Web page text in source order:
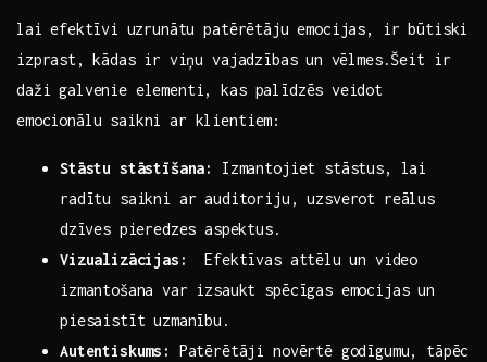
lai ⁤efektīvi⁣ uzrunātu patērētāju emocijas, ir būtiski
izprast,⁣ kādas⁤ ir viņu vajadzības⁣ un vēlmes.Šeit ir
daži galvenie elementi, kas palīdzēs⁤ veidot
emocionālu saikni ar klientiem:
Stāstu ‌stāstīšana:
Izmantojiet stāstus, lai⁤
radītu saikni ar auditoriju, uzsverot reālus
⁤dzīves pieredzes aspektus.
Vizualizācijas:
‌ Efektīvas attēlu ⁣un video​
izmantošana‌ var ‌izsaukt spēcīgas emocijas un
piesaistīt uzmanību.
Autentiskums:
Patērētāji ‌novērtē godīgumu, ‌tāpēc